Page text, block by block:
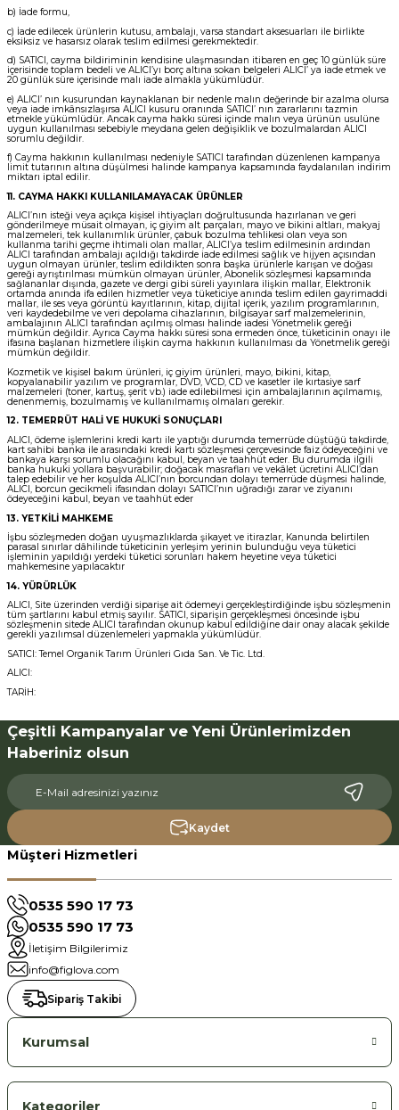
b) İade formu,
c) İade edilecek ürünlerin kutusu, ambalajı, varsa standart aksesuarları ile birlikte
eksiksiz ve hasarsız olarak teslim edilmesi gerekmektedir.
d) SATICI, cayma bildiriminin kendisine ulaşmasından itibaren en geç 10 günlük süre
içerisinde toplam bedeli ve ALICI’yı borç altına sokan belgeleri ALICI’ ya iade etmek ve
20 günlük süre içerisinde malı iade almakla yükümlüdür.
e) ALICI’ nın kusurundan kaynaklanan bir nedenle malın değerinde bir azalma olursa
veya iade imkânsızlaşırsa ALICI kusuru oranında SATICI’ nın zararlarını tazmin
etmekle yükümlüdür. Ancak cayma hakkı süresi içinde malın veya ürünün usulüne
uygun kullanılması sebebiyle meydana gelen değişiklik ve bozulmalardan ALICI
sorumlu değildir.
f) Cayma hakkının kullanılması nedeniyle SATICI tarafından düzenlenen kampanya
limit tutarının altına düşülmesi halinde kampanya kapsamında faydalanılan indirim
miktarı iptal edilir.
11. CAYMA HAKKI KULLANILAMAYACAK ÜRÜNLER
ALICI’nın isteği veya açıkça kişisel ihtiyaçları doğrultusunda hazırlanan ve geri
gönderilmeye müsait olmayan, iç giyim alt parçaları, mayo ve bikini altları, makyaj
malzemeleri, tek kullanımlık ürünler, çabuk bozulma tehlikesi olan veya son
kullanma tarihi geçme ihtimali olan mallar, ALICI’ya teslim edilmesinin ardından
ALICI tarafından ambalajı açıldığı takdirde iade edilmesi sağlık ve hijyen açısından
uygun olmayan ürünler, teslim edildikten sonra başka ürünlerle karışan ve doğası
gereği ayrıştırılması mümkün olmayan ürünler, Abonelik sözleşmesi kapsamında
sağlananlar dışında, gazete ve dergi gibi süreli yayınlara ilişkin mallar, Elektronik
ortamda anında ifa edilen hizmetler veya tüketiciye anında teslim edilen gayrimaddi
mallar, ile ses veya görüntü kayıtlarının, kitap, dijital içerik, yazılım programlarının,
veri kaydedebilme ve veri depolama cihazlarının, bilgisayar sarf malzemelerinin,
ambalajının ALICI tarafından açılmış olması halinde iadesi Yönetmelik gereği
mümkün değildir. Ayrıca Cayma hakkı süresi sona ermeden önce, tüketicinin onayı ile
ifasına başlanan hizmetlere ilişkin cayma hakkının kullanılması da Yönetmelik gereği
mümkün değildir.
Kozmetik ve kişisel bakım ürünleri, iç giyim ürünleri, mayo, bikini, kitap,
kopyalanabilir yazılım ve programlar, DVD, VCD, CD ve kasetler ile kırtasiye sarf
malzemeleri (toner, kartuş, şerit vb.) iade edilebilmesi için ambalajlarının açılmamış,
denenmemiş, bozulmamış ve kullanılmamış olmaları gerekir.
12. TEMERRÜT HALİ VE HUKUKİ SONUÇLARI
ALICI, ödeme işlemlerini kredi kartı ile yaptığı durumda temerrüde düştüğü takdirde,
kart sahibi banka ile arasındaki kredi kartı sözleşmesi çerçevesinde faiz ödeyeceğini ve
bankaya karşı sorumlu olacağını kabul, beyan ve taahhüt eder. Bu durumda ilgili
banka hukuki yollara başvurabilir; doğacak masrafları ve vekâlet ücretini ALICI’dan
talep edebilir ve her koşulda ALICI’nın borcundan dolayı temerrüde düşmesi halinde,
ALICI, borcun gecikmeli ifasından dolayı SATICI’nın uğradığı zarar ve ziyanını
ödeyeceğini kabul, beyan ve taahhüt eder
13. YETKİLİ MAHKEME
İşbu sözleşmeden doğan uyuşmazlıklarda şikayet ve itirazlar, Kanunda belirtilen
parasal sınırlar dâhilinde tüketicinin yerleşim yerinin bulunduğu veya tüketici
işleminin yapıldığı yerdeki tüketici sorunları hakem heyetine veya tüketici
mahkemesine yapılacaktır
14. YÜRÜRLÜK
ALICI, Site üzerinden verdiği siparişe ait ödemeyi gerçekleştirdiğinde işbu sözleşmenin
tüm şartlarını kabul etmiş sayılır. SATICI, siparişin gerçekleşmesi öncesinde işbu
sözleşmenin sitede ALICI tarafından okunup kabul edildiğine dair onay alacak şekilde
gerekli yazılımsal düzenlemeleri yapmakla yükümlüdür.
SATICI: Temel Organik Tarım Ürünleri Gıda San. Ve Tic. Ltd.
ALICI:
TARİH:
Çeşitli Kampanyalar ve Yeni Ürünlerimizden
Haberiniz olsun
Kaydet
Müşteri Hizmetleri
0535 590 17 73
0535 590 17 73
İletişim Bilgilerimiz
info@figlova.com
Sipariş Takibi
Kurumsal
Kategoriler